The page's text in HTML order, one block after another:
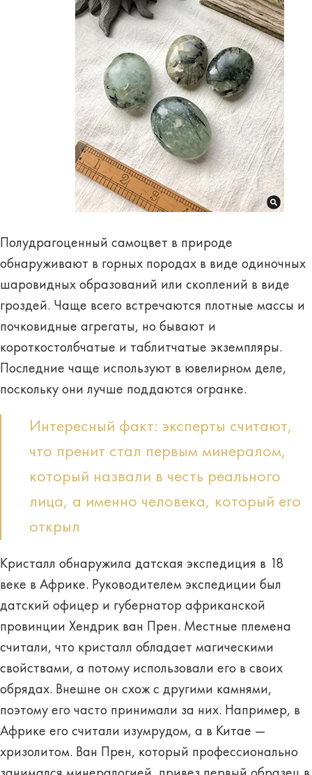
Полудрагоценный самоцвет в природе
обнаруживают в горных породах в виде одиночных
шаровидных образований или скоплений в виде
гроздей. Чаще всего встречаются плотные массы и
почковидные агрегаты, но бывают и
короткостолбчатые и таблитчатые экземпляры.
Последние чаще используют в ювелирном деле,
поскольку они лучше поддаются огранке.
Интересный факт: эксперты считают,
что пренит стал первым минералом,
который назвали в честь реального
лица, а именно человека, который его
открыл
Кристалл обнаружила датская экспедиция в 18
веке в Африке. Руководителем экспедиции был
датский офицер и губернатор африканской
провинции Хендрик ван Прен. Местные племена
считали, что кристалл обладает магическими
свойствами, а потому использовали его в своих
обрядах. Внешне он схож с другими камнями,
поэтому его часто принимали за них. Например, в
Африке его считали изумрудом, а в Китае —
хризолитом. Ван Прен, который профессионально